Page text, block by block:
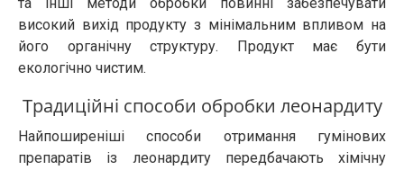
високий вихід продукту з мінімальним впливом на
його органічну структуру. Продукт має бути
екологічно чистим.
Традиційні способи обробки леонардиту
Найпоширеніші способи отримання гумінових
препаратів із леонардиту передбачають хімічну